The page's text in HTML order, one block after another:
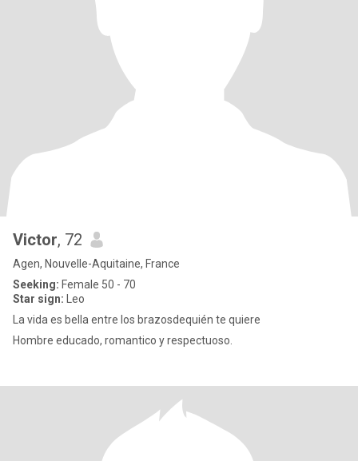
Victor, 72
Agen, Nouvelle-Aquitaine, France
Seeking: Female 50 - 70
Star sign: Leo
La vida es bella entre los brazosdequién te quiere
Hombre educado, romantico y respectuoso.